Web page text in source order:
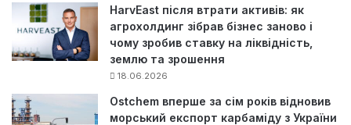
HarvEast після втрати активів: як
агрохолдинг зібрав бізнес заново і
чому зробив ставку на ліквідність,
землю та зрошення
18.06.2026
Ostchem вперше за сім років відновив
морський експорт карбаміду з України